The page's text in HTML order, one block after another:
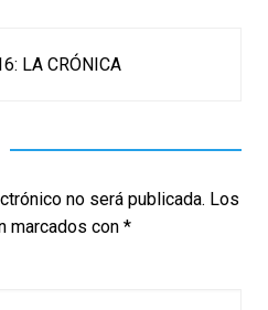
LA CRÓNICA
no será publicada. Los
marcados con *